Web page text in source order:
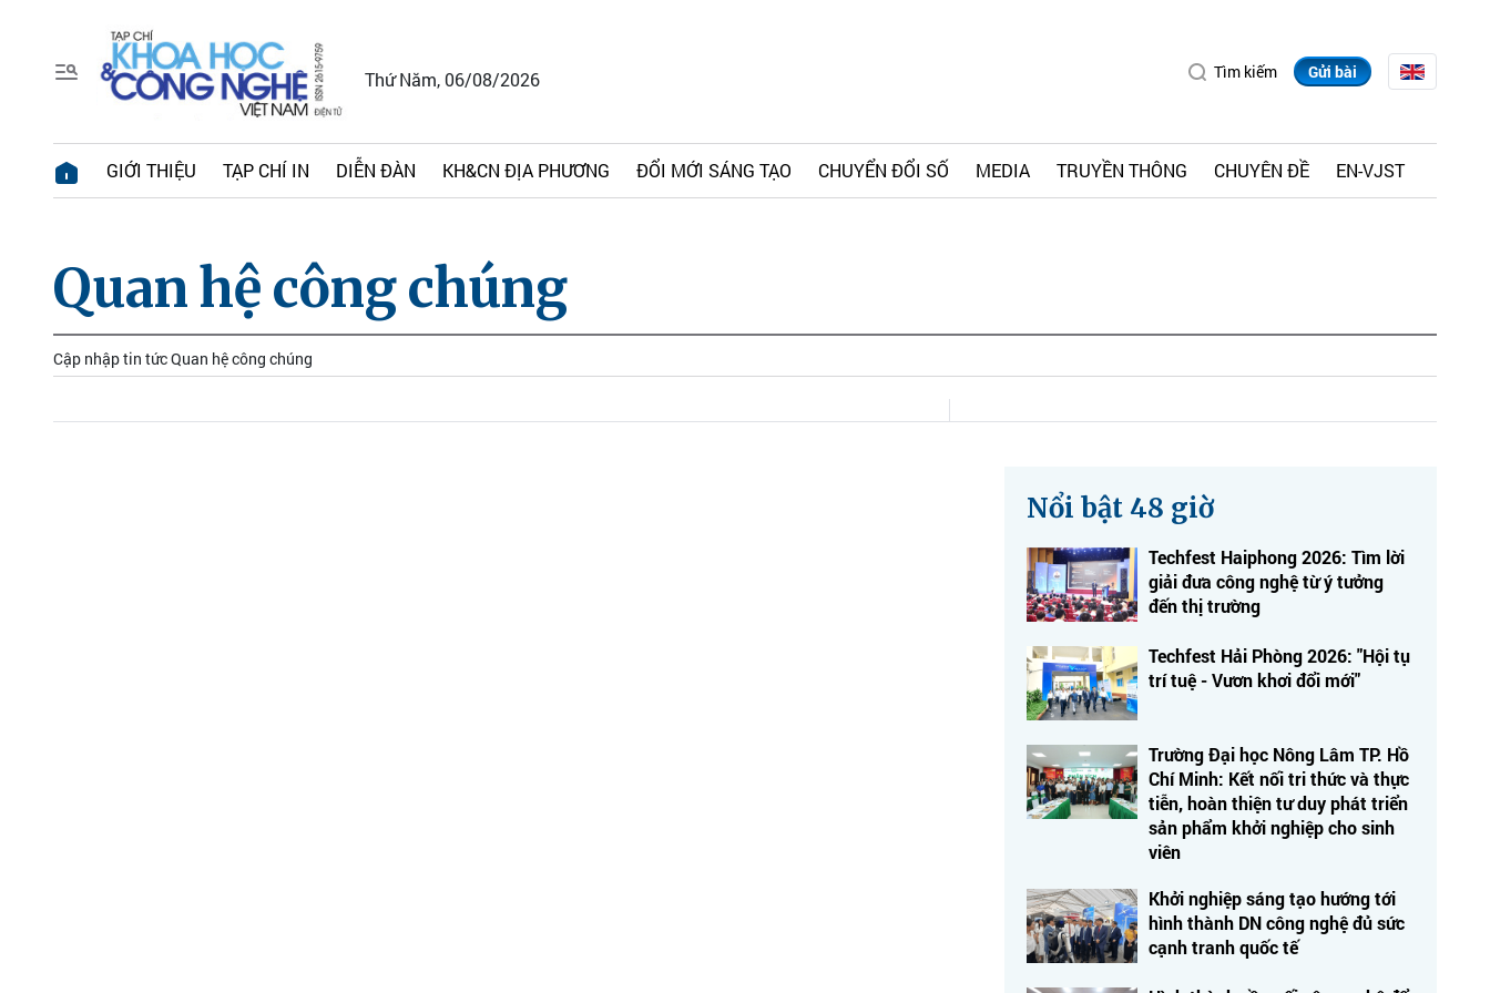
Thứ Năm, 06/08/2026 Tìm kiếm Gửi bài
GIỚI THIỆU TẠP CHÍ IN DIỄN ĐÀN KH&CN ĐỊA PHƯƠNG ĐỔI MỚI SÁNG TẠO CHUYỂN ĐỔI SỐ MEDIA TRUYỀN THÔNG CHUYÊN ĐỀ EN-VJST
Quan hệ công chúng
Cập nhập tin tức Quan hệ công chúng
Nổi bật 48 giờ
Techfest Haiphong 2026: Tìm lời
giải đưa công nghệ từ ý tưởng
đến thị trường
Techfest Hải Phòng 2026: "Hội tụ
trí tuệ - Vươn khơi đổi mới"
Trường Đại học Nông Lâm TP. Hồ
Chí Minh: Kết nối tri thức và thực
tiễn, hoàn thiện tư duy phát triển
sản phẩm khởi nghiệp cho sinh
viên
Khởi nghiệp sáng tạo hướng tới
hình thành DN công nghệ đủ sức
cạnh tranh quốc tế